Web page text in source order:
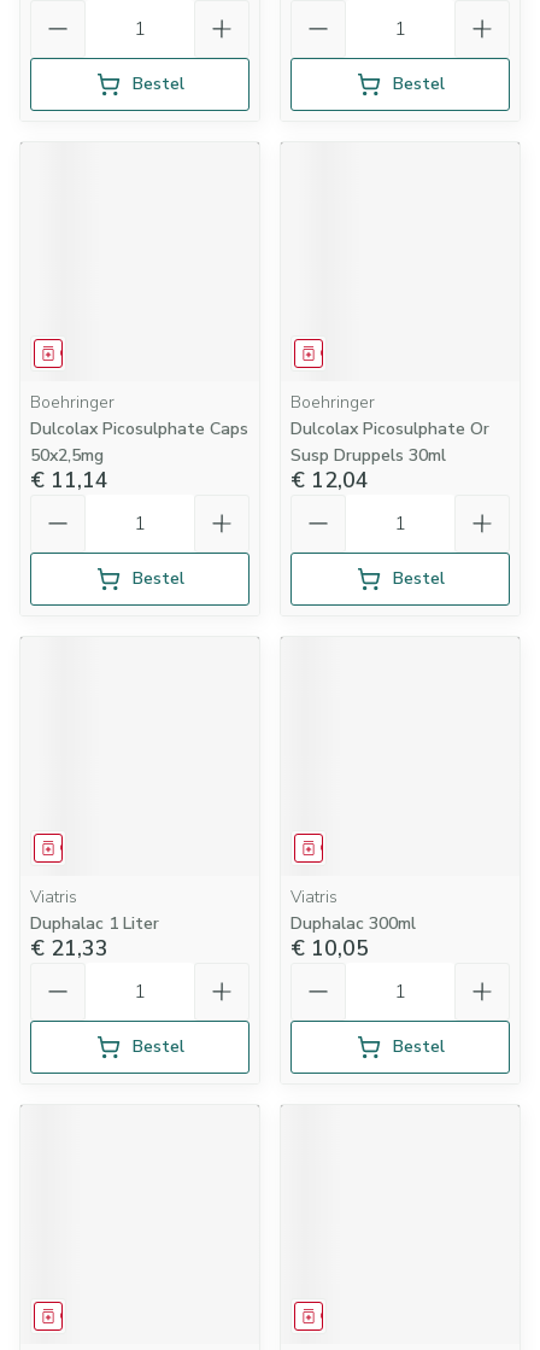
Bestel Bestel
Geneesmiddel
Boehringer
Dulcolax Picosulphate Caps
50x2,5mg
€ 11,14
Bestel
Geneesmiddel
Boehringer
Dulcolax Picosulphate Or
Susp Druppels 30ml
€ 12,04
Bestel
Geneesmiddel
Viatris
Duphalac 1 Liter
€ 21,33
Bestel
Geneesmiddel
Viatris
Duphalac 300ml
€ 10,05
Bestel
Geneesmiddel Geneesmiddel